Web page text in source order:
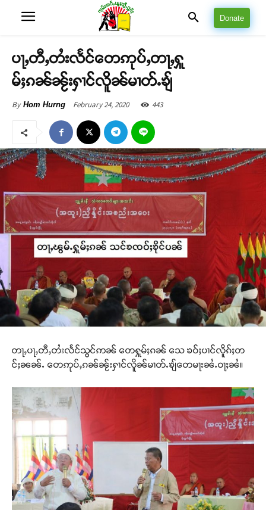
Donate
ပႃႇတီႇတႆးလႅင်တေဢုပ်ႇတႃႇႁူ
မ်ႈၵၼ်ၼႂ်းႁၢင်လိူၼ်မၢတ်ႉၶျ်
By Hom Hurng February 24, 2020 443
တႃႇပႃႇတီႇတႆးလႅင်သွင်ဢၼ် တေႁူမ်ႈၵၼ် သေ ၶဝ်ႈပၢင်လိူၵ်ႈတ
င်ႈၼၼ်ႉ တေဢုပ်ႇၵၼ်ၼႂ်းႁၢင်လိူၼ်မၢတ်ႉၶျ်တေမႃးၼႆႉဝႃႈၼႆ။